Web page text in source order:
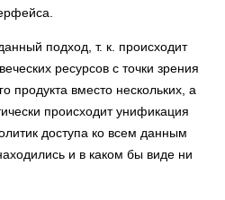
подход, т. к. происходит
ресурсов с точки зрения
продукта вместо нескольких, а
происходит унификация
доступа ко всем данным
и в каком бы виде ни